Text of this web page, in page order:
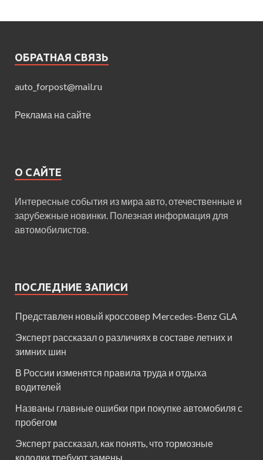
ОБРАТНАЯ СВЯЗЬ
auto_forpost@mail.ru
Реклама на сайте
О САЙТЕ
Интересные события из мира авто, отечественные и
зарубежные новинки. Полезная информация для
автомобилистов.
ПОСЛЕДНИЕ ЗАПИСИ
Представлен новый кроссовер Mercedes-Benz GLA
Эксперт рассказал о различиях в составе летних и
зимних шин
В России изменятся правила труда и отдыха
водителей
Названы главные ошибки при покупке автомобиля с
пробегом
Эксперт рассказал, как понять, что тормозные
колодки требуют замены